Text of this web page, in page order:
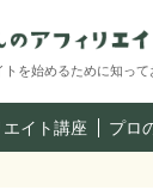
トを始めるために知っ
イト講座 プロ